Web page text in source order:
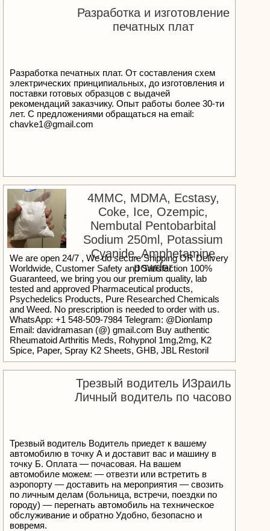
Разработка и изготовление
печатных плат
Разработка печатных плат. От составления схем
электрических принципиальных, до изготовления и
поставки готовых образцов с выдачей
рекомендаций заказчику. Опыт работы более 30-ти
лет. С предложениями обращаться на email:
chavke1@gmail.com
4MMC, MDMA, Ecstasy,
Coke, Ice, Ozempic,
Nembutal Pentobarbital
Sodium 250ml, Potassium
Cyanide, Amphetamine
powder
We are open 24/7 , We do secure Shipping OR Delivery
Worldwide, Customer Safety and Satisfaction 100%
Guaranteed, we bring you our premium quality, lab
tested and approved Pharmaceutical products,
Psychedelics Products, Pure Researched Chemicals
and Weed. No prescription is needed to order with us.
WhatsApp: +1 548-509-7984 Telegram: @Dionlamp
Email: davidramasan (@) gmail.com Buy authentic
Rheumatoid Arthritis Meds, Rohypnol 1mg,2mg, K2
Spice, Paper, Spray K2 Sheets, GHB, JBL Restoril
(Temazepam) High Quality Peptides 99% Purity
|Factory Price |Reshipment Guarantee Caluanie
Mueclear Oxidize Benzodiazepine, Tramadol Tabs,
LSD, Shrooms, Euro/Dollar Bank Notes, Oxy, Xanax
Bars, Alprazolam Powder Captagon Pills, Ambien,
Nembutal Pentobarbital Sodium 250ml, Potassium
Cyanide,Amphetamine powder Ephedrine HCL,
Ibocaine, Etizolam, Lidocaine HCL Powder, Diazepam
10mg, Pain Meds, Anxiety Pills, Viagra Pils, Ritalin Tabs
Pure Crystal Methamphetamine, Ketamine Powder,
Magic Mushrooms, DMT Carts, Aderall, Fentanyl, Fake
Bank Notes, Alfa-PVP (Flakka) XTC | MDMA | SPEED
| COCAINE | METH ICE | KETAMINE | 2C-B | LSD
WEED | HASH | 3MMC | 4MMC | SHROOMS| Heroin
Трезвый водитель ИЗраиль
Личный водитель по часово
Трезвый водитель Водитель приедет к вашему
автомобилю в точку А и доставит вас и машину в
точку Б. Оплата — почасовая. На вашем
автомобиле можем: — отвезти или встретить в
аэропорту — доставить на мероприятия — свозить
по личным делам (больница, встречи, поездки по
городу) — перегнать автомобиль на техническое
обслуживание и обратно Удобно, безопасно и
вовремя.